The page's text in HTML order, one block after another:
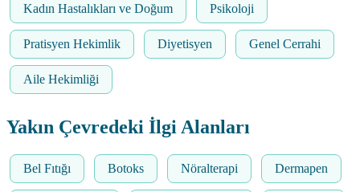
Kadın Hastalıkları ve Doğum Psikoloji
Pratisyen Hekimlik Diyetisyen Genel Cerrahi
Aile Hekimliği
Yakın Çevredeki İlgi Alanları
Bel Fıtığı Botoks Nöralterapi Dermapen